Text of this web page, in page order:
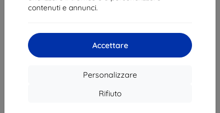
contenuti e annunci.
Accettare
Personalizzare
Rifiuto
20,90 €
18,81 €